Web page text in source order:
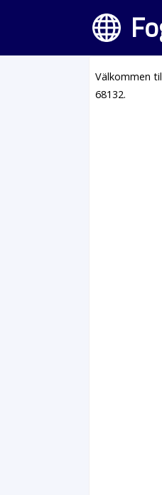
Välkommen
68132.